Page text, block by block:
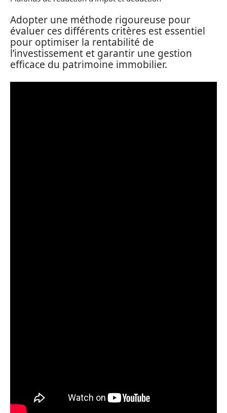
Adopter une méthode rigoureuse pour
évaluer ces différents critères est essentiel
pour optimiser la rentabilité de
l’investissement et garantir une gestion
efficace du patrimoine immobilier.